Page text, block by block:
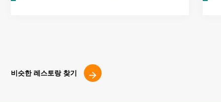
비슷한 레스토랑 찾기